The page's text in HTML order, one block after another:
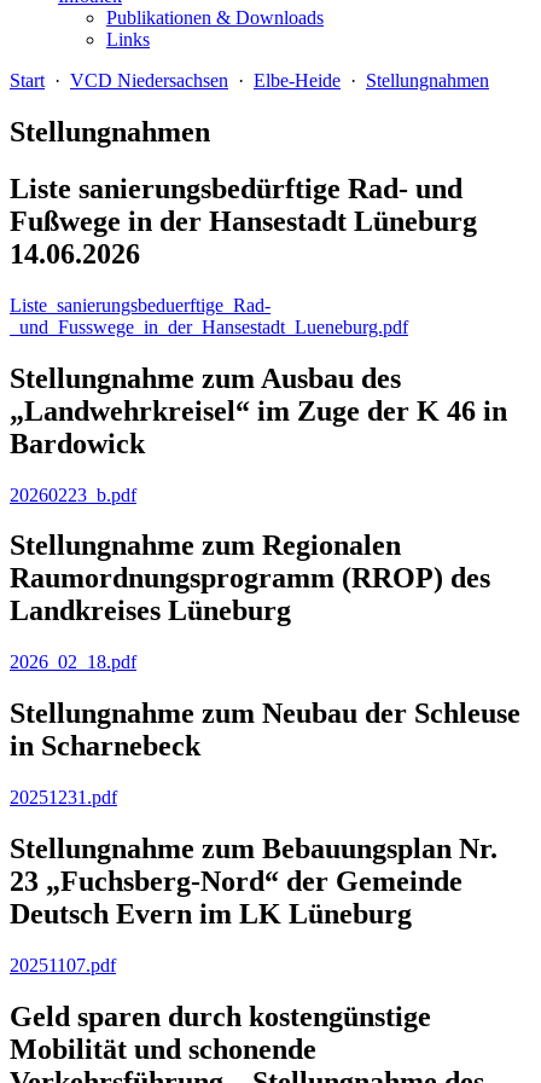
Publikationen & Downloads
Links
Start · VCD Niedersachsen · Elbe-Heide · Stellungnahmen
Stellungnahmen
Liste sanierungsbedürftige Rad- und
Fußwege in der Hansestadt Lüneburg
14.06.2026
Liste_sanierungsbeduerftige_Rad-
_und_Fusswege_in_der_Hansestadt_Lueneburg.pdf
Stellungnahme zum Ausbau des
„Landwehrkreisel“ im Zuge der K 46 in
Bardowick
20260223_b.pdf
Stellungnahme zum Regionalen
Raumordnungsprogramm (RROP) des
Landkreises Lüneburg
2026_02_18.pdf
Stellungnahme zum Neubau der Schleuse
in Scharnebeck
20251231.pdf
Stellungnahme zum Bebauungsplan Nr.
23 „Fuchsberg-Nord“ der Gemeinde
Deutsch Evern im LK Lüneburg
20251107.pdf
Geld sparen durch kostengünstige
Mobilität und schonende